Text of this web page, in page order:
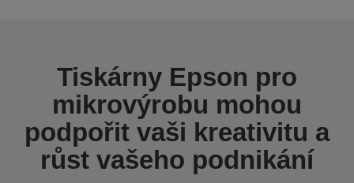
Tiskárny Epson pro
mikrovýrobu mohou
podpořit vaši kreativitu a
růst vašeho podnikání